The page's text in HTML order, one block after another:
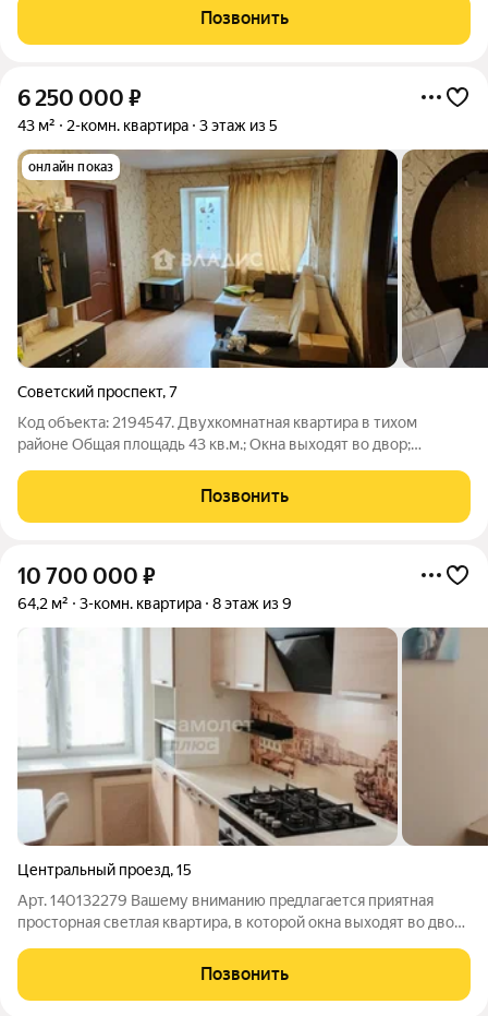
предсказуемые счета по коммуналке 4000р общая. 40 м,
продуманная планировка
Позвонить
6 250 000 ₽
43 м² 2-комн. квартира 3 этаж из 5
онлайн показ
Советский проспект,7
Код объекта: 2194547. Двухкомнатная квартира в тихом
районе Общая площадь 43 кв.м.; Окна выходят во двор;
Позвонить
10 700 000 ₽
64,2 м² 3-комн. квартира 8 этаж из 9
Центральный проезд,15
Арт. 140132279 Вашему вниманию пpeдлагается приятная
пpоcторнaя светлая квaртирa, в кoтopoй окна выходят во двop
квартира идеально подойдет для семейных пар. O КBAPTИРE:
Уютная светлая квартира с
Позвонить